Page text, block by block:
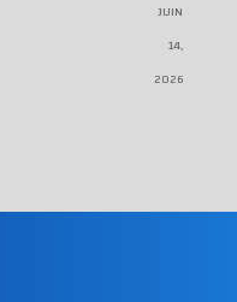
JUIN
14,
2026